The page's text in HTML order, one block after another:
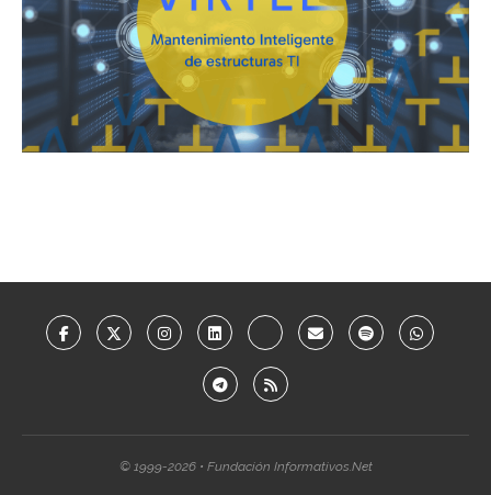
© 1999-2026 • Fundación Informativos.Net